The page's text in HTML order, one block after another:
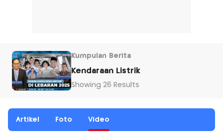
Kumpulan Berita
Kendaraan Listrik
Showing 26 Results
Artikel Foto Video